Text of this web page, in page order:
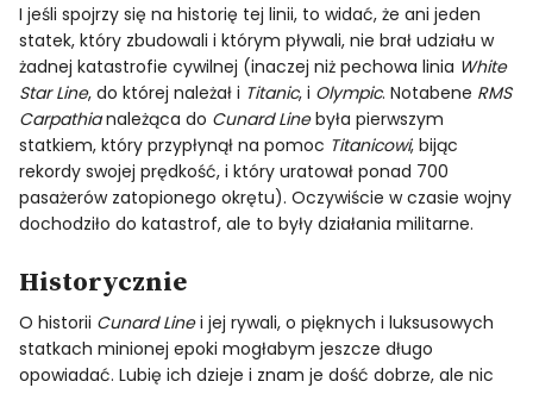
I jeśli spojrzy się na historię tej linii, to widać, że ani jeden
statek, który zbudowali i którym pływali, nie brał udziału w
żadnej katastrofie cywilnej (inaczej niż pechowa linia White
Star Line, do której należał i Titanic, i Olympic. Notabene RMS
Carpathianależąca do Cunard Linebyła pierwszym
statkiem, który przypłynął na pomoc Titanicowi, bijąc
rekordy swojej prędkość, i który uratował ponad 700
pasażerów zatopionego okrętu). Oczywiście w czasie wojny
dochodziło do katastrof, ale to były działania militarne.
Historycznie
O historii Cunard Linei jej rywali, o pięknych i luksusowych
statkach minionej epoki mogłabym jeszcze długo
opowiadać. Lubię ich dzieje i znam je dość dobrze, ale nic